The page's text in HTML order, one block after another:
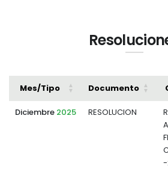
Mes/Tipo Documento
Diciembre 2025 RESOLUCION